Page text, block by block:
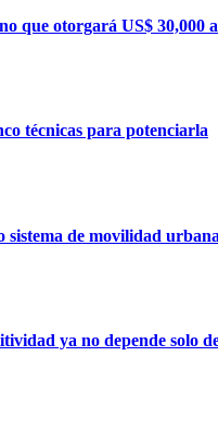
que otorgará US$ 30,000
técnicas para potenciarla
de movilidad
ya no depende solo